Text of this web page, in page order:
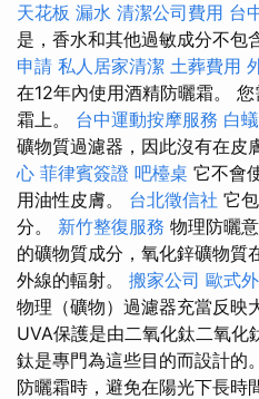
天花板 漏水 清潔公司費用 台
是，香水和其他過敏成分不包
申請 私人居家清潔 土葬費用
在12年內使用酒精防曬霜。
霜上。 台中運動按摩服務 白
礦物質過濾器，因此沒有在皮
心 菲律賓簽證 吧檯桌 它不會
用油性皮膚。 台北徵信社 它
分。 新竹整復服務 物理防曬
的礦物質成分，氧化鋅礦物質
外線的輻射。 搬家公司 歐式
物理（礦物）過濾器充當反映
UVA保護是由二氧化鈦二氧化
鈦是專門為這些目的而設計的。
防曬霜時，避免在陽光下長時